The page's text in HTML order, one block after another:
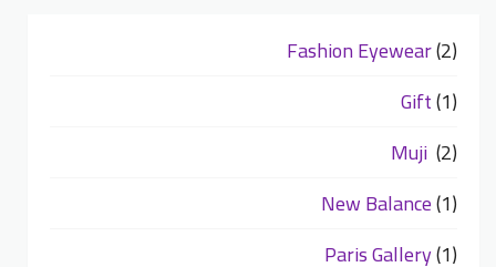
Fashion Eyewear(2)
Gift(1)
Muji (2)
New Balance(1)
Paris Gallery(1)